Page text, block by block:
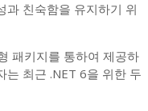
과 친숙함을 유지하기 위
패키지를 통하여 제공하
는 최근 .NET 6을 위한 두